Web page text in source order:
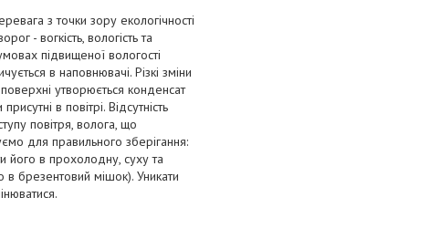
з точки зору екологічності
- вогкість, вологість та
підвищеної вологості
в наповнювачі. Різкі зміни
утворюється конденсат
в повітрі. Відсутність
повітря, волога, що
для правильного зберігання:
його в прохолодну, суху та
брезентовий мішок). Уникати